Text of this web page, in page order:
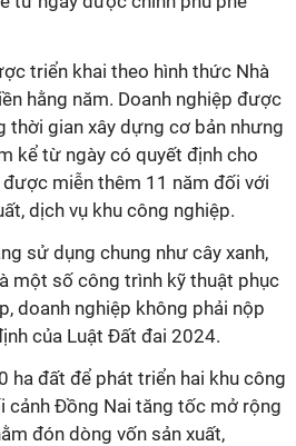
triển khai theo hình thức Nhà
hằng năm. Doanh nghiệp được
thời gian xây dựng cơ bản nhưng
kể từ ngày có quyết định cho
miễn thêm 11 năm đối với
dịch vụ khu công nghiệp.
sử dụng chung như cây xanh,
một số công trình kỹ thuật phục
doanh nghiệp không phải nộp
của Luật Đất đai 2024.
ha đất để phát triển hai khu công
cảnh Đồng Nai tăng tốc mở rộng
đón dòng vốn sản xuất,